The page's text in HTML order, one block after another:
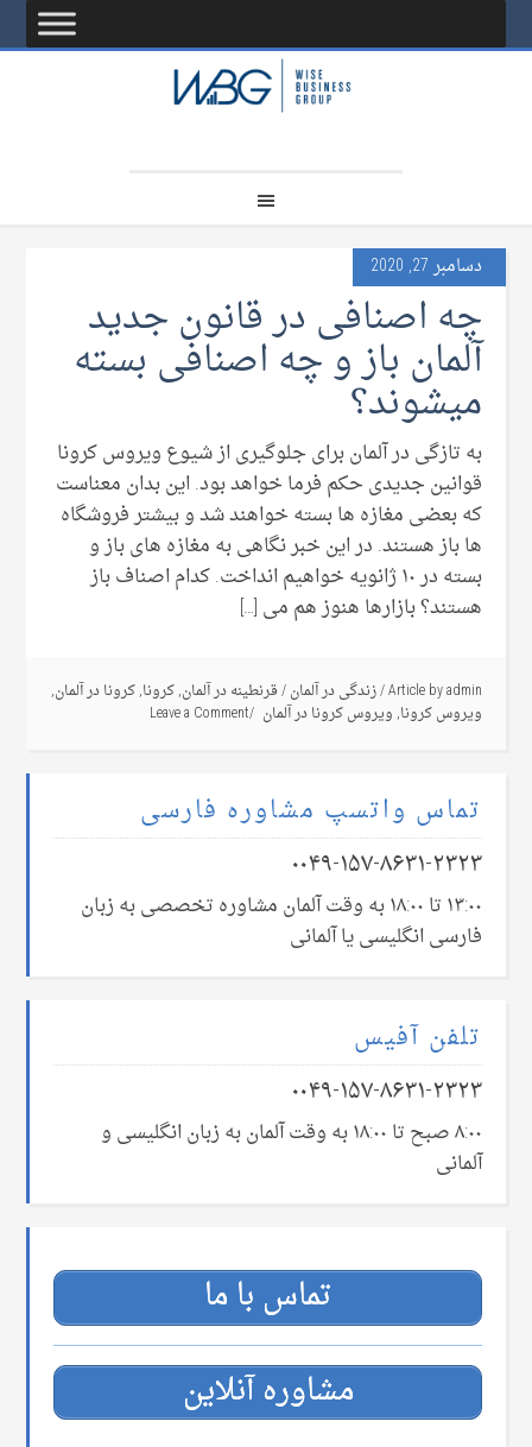
دسامبر 27, 2020
چه اصنافی در قانون جدید
آلمان باز و چه اصنافی بسته
میشوند؟
به تازگی در آلمان برای جلوگیری از شیوع ویروس کرونا
قوانین جدیدی حکم فرما خواهد بود. این بدان معناست
که بعضی مغازه ها بسته خواهند شد و بیشتر فروشگاه
ها باز هستند. در این خبر نگاهی به مغازه های باز و
بسته در ۱۰ ژانویه خواهیم انداخت. کدام اصناف باز
هستند؟ بازارها هنوز هم می […]
Article byadmin
/زندگی در آلمان/قرنطینه در آلمان,کرونا,کرونا در آلمان,
ویروس کرونا,ویروس کرونا در آلمان Leave a Comment
تماس واتسپ مشاوره فارسی
۰۰۴۹-۱۵۷-۸۶۳۱-۲۳۲۳
۱۳:۰۰ تا ۱۸:۰۰ به وقت آلمان مشاوره تخصصی به زبان
فارسی انگلیسی یا آلمانی
تلفن آفیس
۰۰۴۹-۱۵۷-۸۶۳۱-۲۳۲۳
۸:۰۰ صبح تا ۱۸:۰۰ به وقت آلمان به زبان انگلیسی و
آلمانی
تماس با ما
مشاوره آنلاین